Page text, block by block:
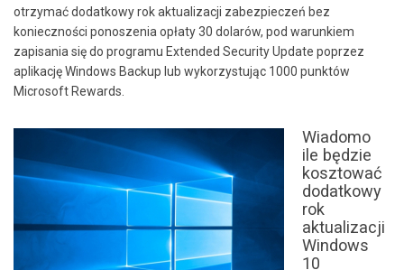
otrzymać dodatkowy rok aktualizacji zabezpieczeń bez
konieczności ponoszenia opłaty 30 dolarów, pod warunkiem
zapisania się do programu Extended Security Update poprzez
aplikację Windows Backup lub wykorzystując 1000 punktów
Microsoft Rewards.
Wiadomo
ile będzie
kosztować
dodatkowy
rok
aktualizacji
Windows
10